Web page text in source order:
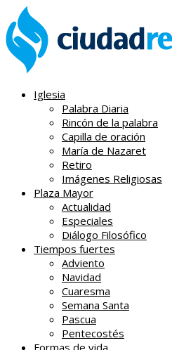
Iglesia
Palabra Diaria
Rincón de la palabra
Capilla de oración
María de Nazaret
Retiro
Imágenes Religiosas
Plaza Mayor
Actualidad
Especiales
Diálogo Filosófico
Tiempos fuertes
Adviento
Navidad
Cuaresma
Semana Santa
Pascua
Pentecostés
Formas de vida